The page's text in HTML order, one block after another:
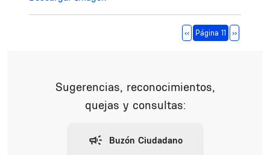
Página anterior
‹‹ Página 11 Siguiente
››
Sugerencias, reconocimientos,
quejas y consultas: